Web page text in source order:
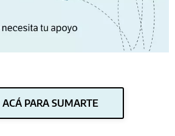
ACÁ PARA SUMARTE